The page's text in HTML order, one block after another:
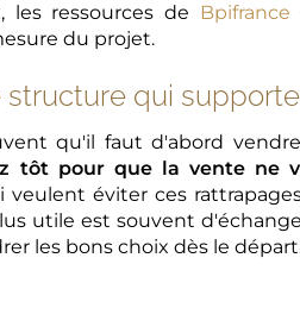
les ressources de Bpifrance
du projet.
qui
qu'il faut d'abord
tôt pour que la vente ne
veulent éviter ces
utile est souvent
les bons choix dès le